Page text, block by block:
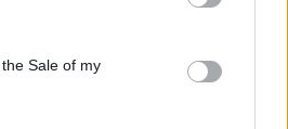
Google and its third-party tags to
purposes in below Google
Sale of my